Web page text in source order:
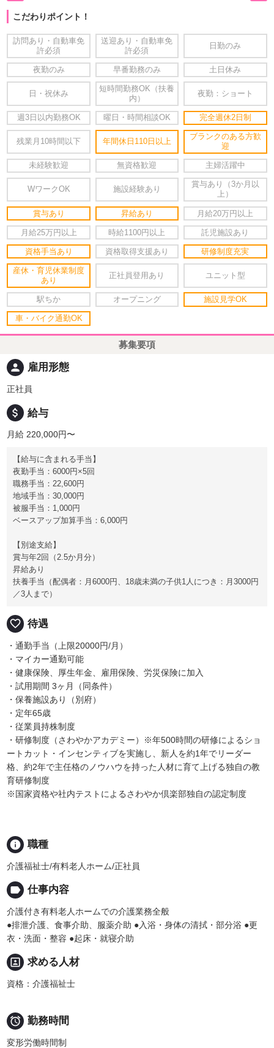
こだわりポイント！
訪問あり・自動車免
許必須
送迎あり・自動車免
許必須
日勤のみ
夜勤のみ 早番勤務のみ 土日休み
日・祝休み
短時間勤務OK（扶養
内）
夜勤：ショート
週3日以内勤務OK 曜日・時間相談OK 完全週休2日制
残業月10時間以下 年間休日110日以上
ブランクのある方歓
迎
未経験歓迎 無資格歓迎 主婦活躍中
WワークOK 施設経験あり
賞与あり（3か月以
上）
賞与あり 昇給あり 月給20万円以上
月給25万円以上 時給1100円以上 託児施設あり
資格手当あり 資格取得支援あり 研修制度充実
産休・育児休業制度
あり
正社員登用あり ユニット型
駅ちか オープニング 施設見学OK
車・バイク通勤OK
募集要項
person 雇用形態
正社員
attach_money 給与
月給 220,000円〜
【給与に含まれる手当】
夜勤手当：6000円×5回
職務手当：22,600円
地域手当：30,000円
被服手当：1,000円
ベースアップ加算手当：6,000円
【別途支給】
賞与年2回（2.5か月分）
昇給あり
扶養手当（配偶者：月6000円、18歳未満の子供1人につき：月3000円
／3人まで）
favorite_border 待遇
・通勤手当（上限20000円/月）
・マイカー通勤可能
・健康保険、厚生年金、雇用保険、労災保険に加入
・試用期間 3ヶ月（同条件）
・保養施設あり（別府）
・定年65歳
・従業員持株制度
・研修制度（さわやかアカデミー）※年500時間の研修によるショ
ートカット・インセンティブを実施し、新人を約1年でリーダー
格、約2年で主任格のノウハウを持った人材に育て上げる独自の教
育研修制度
※国家資格や社内テストによるさわやか倶楽部独自の認定制度
info 職種
介護福祉士/有料老人ホーム/正社員
label 仕事内容
介護付き有料老人ホームでの介護業務全般
●排泄介護、食事介助、服薬介助 ●入浴・身体の清拭・部分浴 ●更
衣・洗面・整容 ●起床・就寝介助
portrait 求める人材
資格：介護福祉士
 勤務時間
変形労働時間制